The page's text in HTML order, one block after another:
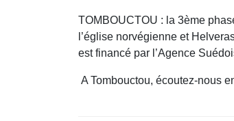
TOMBOUCTOU : la 3ème
l’église norvégienne et
est financé par l’Agence
A Tombouctou, écoutez-nous